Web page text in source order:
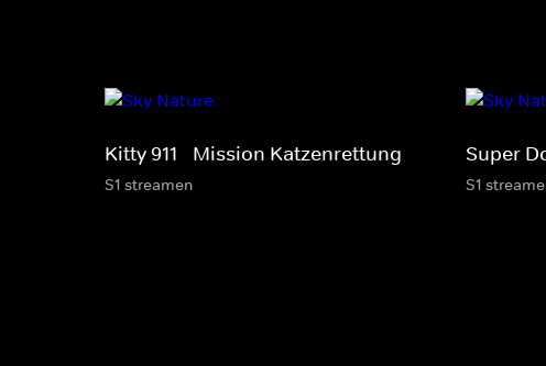
Kitty 911 - Mission Katzenrettung
S1 streamen
Super
S1